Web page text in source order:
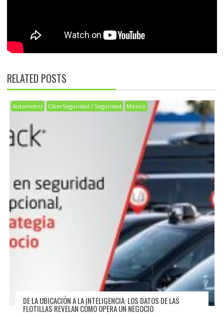
RELATED POSTS
Automotriz CiberSeguridad / Seguridad México
DE LA UBICACIÓN A LA INTELIGENCIA: LOS DATOS DE LAS
FLOTILLAS REVELAN CÓMO OPERA UN NEGOCIO